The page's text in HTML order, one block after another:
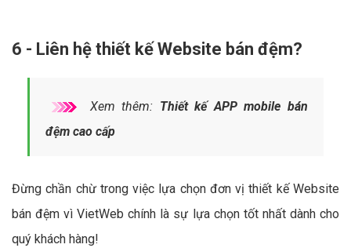
6 - Liên hệ thiết kế Website bán đệm?
Xem thêm: Thiết kế APP mobile bán
đệm cao cấp
Đừng chần chừ trong việc lựa chọn đơn vị thiết kế Website
bán đệm vì VietWeb chính là sự lựa chọn tốt nhất dành cho
quý khách hàng!